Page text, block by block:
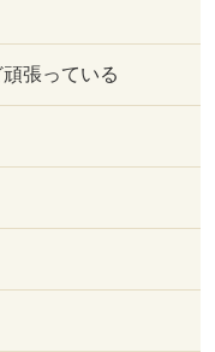
張っている